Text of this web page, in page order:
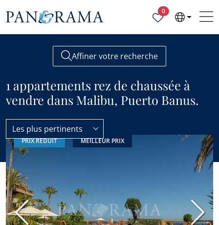
0Propriétés
Affiner votre recherche
1 appartements rez de chaussée à
vendre dans Malibu, Puerto Banus.
Malibu Appartements rez de chaussée
Les plus pertinents
PRIX RÉDUIT MEILLEUR PRIX
Précédent